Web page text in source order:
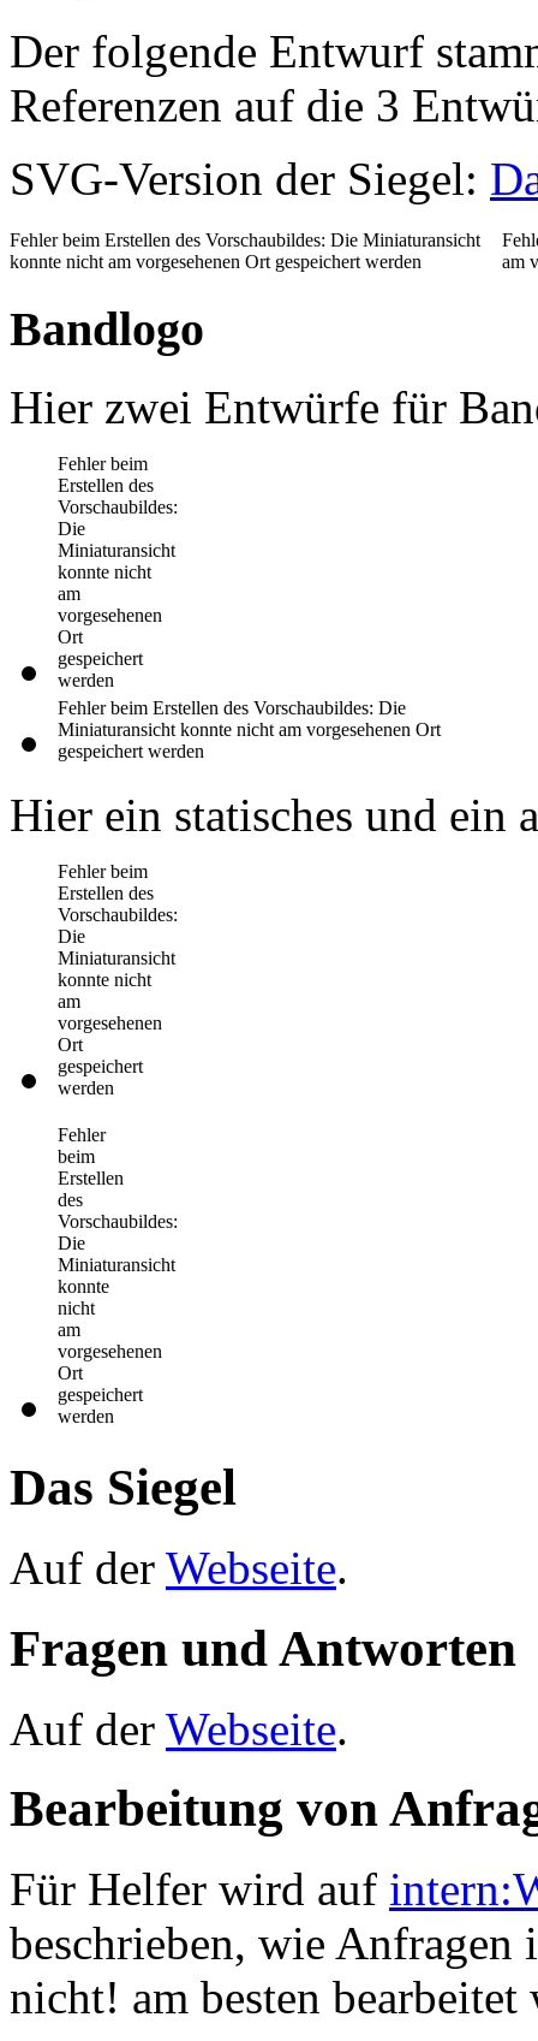
Der folgende Entwurf
Referenzen auf die 3
SVG-Version der Siegel:
Fehler beim Erstellen des Vorschaubildes: Die Miniaturansicht
konnte nicht am vorgesehenen Ort gespeichert werden
am
Bandlogo
Hier zwei Entwürfe für
Fehler beim
Erstellen des
Vorschaubildes:
Die
Miniaturansicht
konnte nicht
am
vorgesehenen
Ort
gespeichert
werden
Fehler beim Erstellen des Vorschaubildes: Die
Miniaturansicht konnte nicht am vorgesehenen Ort
gespeichert werden
Hier ein statisches und ein
Fehler beim
Erstellen des
Vorschaubildes:
Die
Miniaturansicht
konnte nicht
am
vorgesehenen
Ort
gespeichert
werden
Fehler
beim
Erstellen
des
Vorschaubildes:
Die
Miniaturansicht
konnte
nicht
am
vorgesehenen
Ort
gespeichert
werden
Das Siegel
Auf der Webseite.
Fragen und Antworten
Auf der Webseite.
Bearbeitung von
Für Helfer wird auf
beschrieben, wie
nicht! am besten bearbeitet